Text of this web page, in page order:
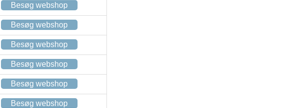
Besøg webshop
Besøg webshop
Besøg webshop
Besøg webshop
Besøg webshop
Besøg webshop